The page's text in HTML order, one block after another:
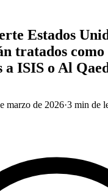
Estados
tratados
a ISIS o Al
marzo de 2026·3 min de